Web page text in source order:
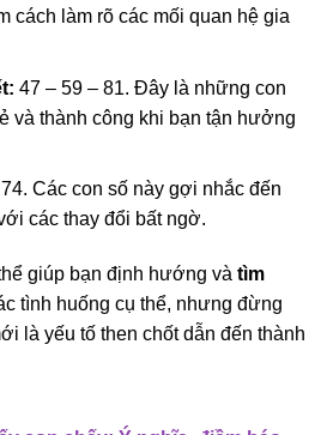
cách làm rõ các mối quan hệ gia
47 – 59 – 81. Đây là những con
và thành công khi bạn tận hưởng
Các con số này gợi nhắc đến
các thay đổi bất ngờ.
giúp bạn định hướng và tìm
tình huống cụ thể, nhưng đừng
là yếu tố then chốt dẫn đến thành